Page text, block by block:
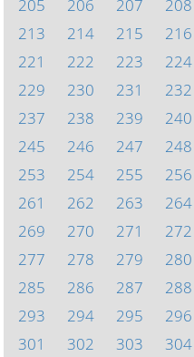
205 206 207 208
213
214 215 216
221
222 223 224
229
230 231 232
237
238 239 240
245
246 247 248
253
254 255 256
261
262 263 264
269
270 271 272
277
278 279 280
285
286 287 288
293
294 295 296
301
302 303 304